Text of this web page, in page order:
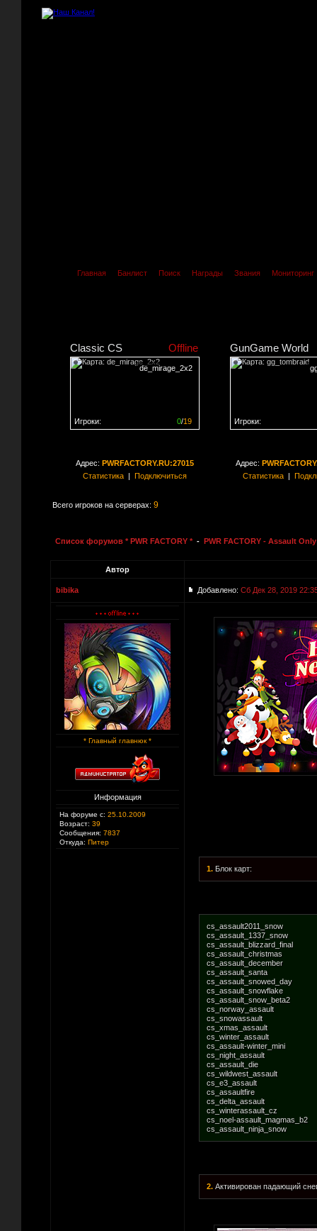
Главная Банлист Поиск Награды Звания Мониторинг
Classic CS Offline
de_mirage_2x2
0/19
Игроки:
GunGame World
Игроки:
Адрес: PWRFACTORY.RU:27015
Статистика| Подключиться
Адрес:
Статистика|
Всего игроков на серверах: 9
Список форумов * PWR FACTORY * - PWR FACTORY - Assault Only
Автор
bibika Добавлено: Сб Дек 28, 2019
* Главный главнюк *
Информация
На форуме с: 25.10.2009
Возраст: 39
Сообщения: 7837
Откуда: Питер
1. Блок карт:
cs_assault2011_snow
cs_assault_1337_snow
cs_assault_blizzard_final
cs_assault_christmas
cs_assault_december
cs_assault_santa
cs_assault_snowed_day
cs_assault_snowflake
cs_assault_snow_beta2
cs_norway_assault
cs_snowassault
cs_xmas_assault
cs_winter_assault
cs_assault-winter_mini
cs_night_assault
cs_assault_die
cs_wildwest_assault
cs_e3_assault
cs_assaultfire
cs_delta_assault
cs_winterassault_cz
cs_noel-assault_magmas_b2
cs_assault_ninja_snow
2. Активирован падающий